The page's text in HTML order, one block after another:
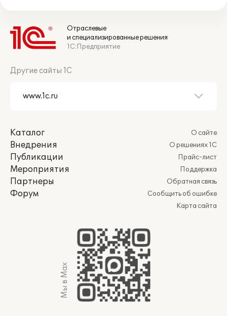
Отраслевые
и специализированные решения
1С:Предприятие
Другие сайты 1С
Каталог
Внедрения
Публикации
Мероприятия
Партнеры
Форум
О сайте
О решениях 1С
Прайс-лист
Поддержка
Обратная связь
Сообщить об ошибке
Карта сайта
Мы в Max